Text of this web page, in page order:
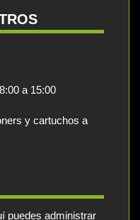
a 15:00
y cartuchos a
puedes administrar